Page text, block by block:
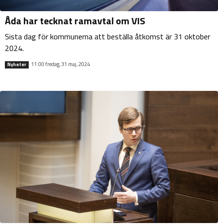
Åda har tecknat ramavtal om VIS
Sista dag för kommunerna att beställa åtkomst är 31 oktober
2024.
Nyheter 11:00 fredag, 31 maj, 2024